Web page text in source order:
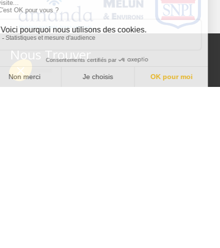
Nous Trouver